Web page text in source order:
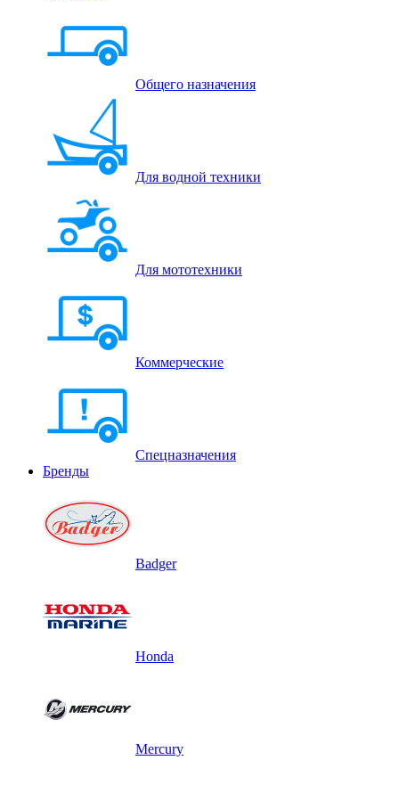
Общего назначения
Для водной техники
Для мототехники
Коммерческие
Спецназначения
Бренды
Badger
Honda
Mercury